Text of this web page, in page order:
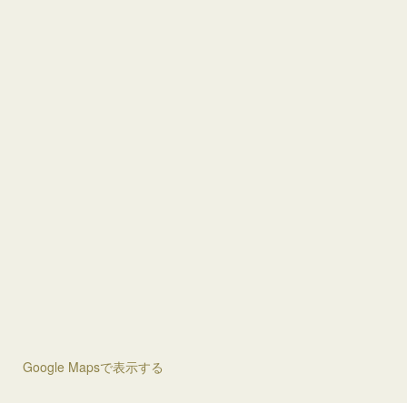
Google Mapsで表示する